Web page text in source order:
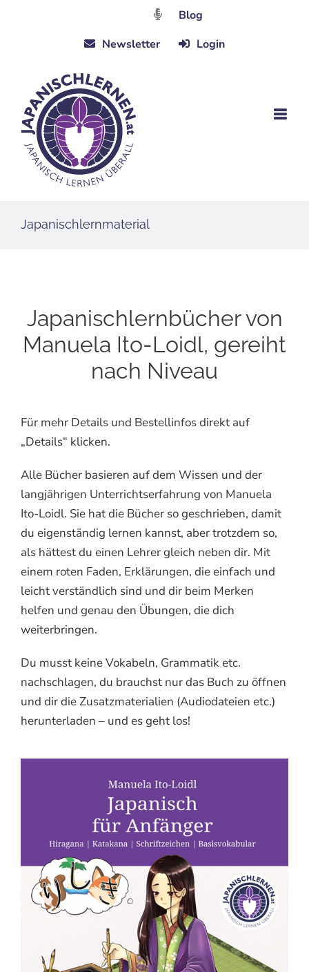
Blog
Newsletter
Login
Japanischlernmaterial
Japanischlernbücher von
Manuela Ito-Loidl, gereiht
nach Niveau
Für mehr Details und Bestellinfos direkt auf
„Details“ klicken.
Alle Bücher basieren auf dem Wissen und der
langjährigen Unterrichtserfahrung von Manuela
Ito-Loidl. Sie hat die Bücher so geschrieben, damit
du eigenständig lernen kannst, aber trotzdem so,
als hättest du einen Lehrer gleich neben dir. Mit
einem roten Faden, Erklärungen, die einfach und
leicht verständlich sind und dir beim Merken
helfen und genau den Übungen, die dich
weiterbringen.
Du musst keine Vokabeln, Grammatik etc.
nachschlagen, du brauchst nur das Buch zu öffnen
und dir die Zusatzmaterialien (Audiodateien etc.)
herunterladen – und es geht los!